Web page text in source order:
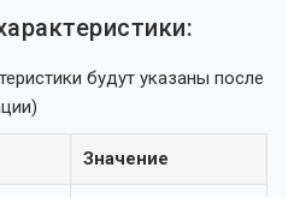
будут указаны после
Значение